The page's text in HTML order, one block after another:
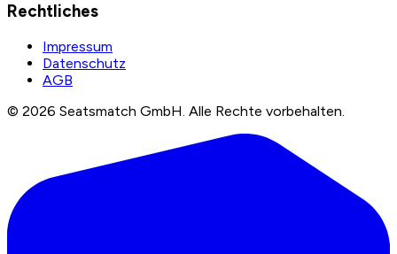
Rechtliches
Impressum
Datenschutz
AGB
© 2026 Seatsmatch GmbH. Alle Rechte vorbehalten.